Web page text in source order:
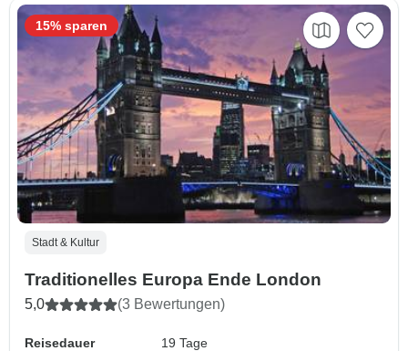
Stadt & Kultur
Traditionelles Europa Ende London
5,0 (3 Bewertungen)
Reisedauer
19 Tage
15% sparen